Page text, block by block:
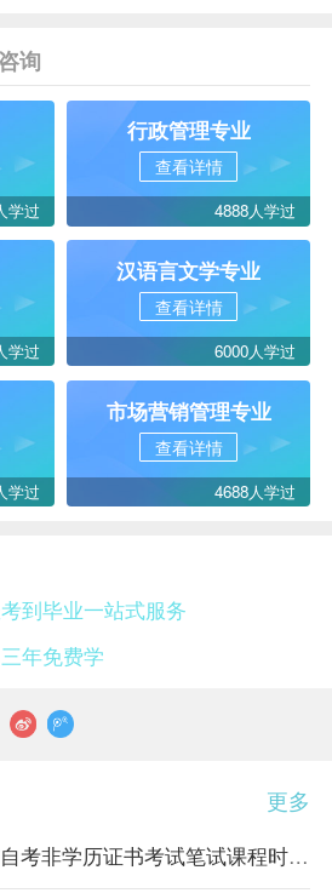
询
学过
行政管理专业
查看详情
4888人学过
学过
汉语言文学专业
查看详情
6000人学过
学过
市场营销管理专业
查看详情
4688人学过
到毕业一站式服务
年免费学
更多
2013年下半年北京自考非学历证书考试笔试课程时间表